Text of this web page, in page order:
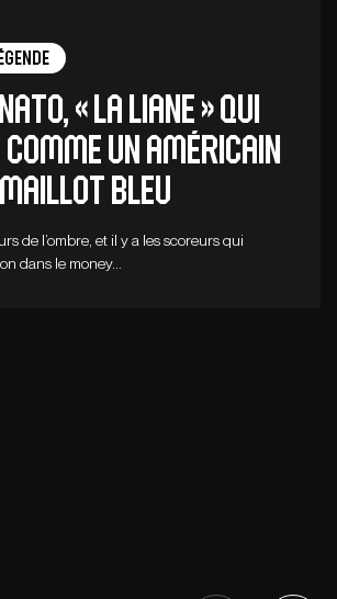
« la liane » qui
un Américain
bleu
de l’ombre, et il y a les scoreurs qui
dans le money…